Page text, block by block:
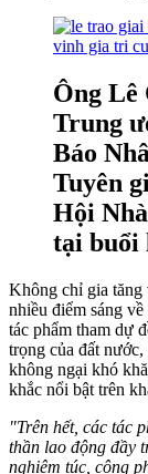
Ông Lê
Trung
Báo
Tuyên
Hội
tại buổi
Không chỉ gia tăng
nhiều điểm sáng
tác phẩm tham dự
trọng của đất nước,
không ngại khó
khắc nổi bật trên
"Trên hết, các tác
thần lao động đầy
nghiêm túc, công